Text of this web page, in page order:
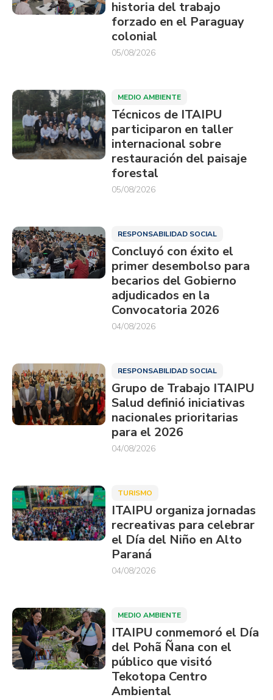
historia del trabajo
forzado en el Paraguay
colonial
05/08/2026
MEDIO AMBIENTE
Técnicos de ITAIPU
participaron en taller
internacional sobre
restauración del paisaje
forestal
05/08/2026
RESPONSABILIDAD SOCIAL
Concluyó con éxito el
primer desembolso para
becarios del Gobierno
adjudicados en la
Convocatoria 2026
04/08/2026
RESPONSABILIDAD SOCIAL
Grupo de Trabajo ITAIPU
Salud definió iniciativas
nacionales prioritarias
para el 2026
04/08/2026
TURISMO
ITAIPU organiza jornadas
recreativas para celebrar
el Día del Niño en Alto
Paraná
04/08/2026
MEDIO AMBIENTE
ITAIPU conmemoró el Día
del Pohã Ñana con el
público que visitó
Tekotopa Centro
Ambiental